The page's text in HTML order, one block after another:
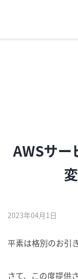
AWSサー
2023年04月1日
平素は格別のお引
さて、この度提供